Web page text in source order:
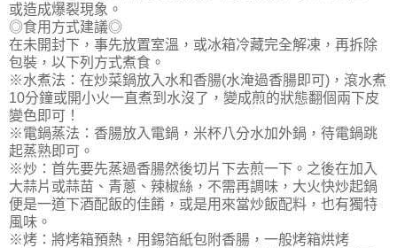
或造成爆裂現象。
◎食用方式建議◎
在未開封下，事先放置室溫，或冰箱冷藏完全解凍，再拆除
包裝，以下列方式煮食。
※水煮法：在炒菜鍋放入水和香腸(水淹過香腸即可)，滾水煮
10分鐘或開小火一直煮到水沒了，變成煎的狀態翻個兩下皮
變色即可！
※電鍋蒸法：香腸放入電鍋，米杯八分水加外鍋，待電鍋跳
起蒸熟即可。
※炒：首先要先蒸過香腸然後切片下去煎一下。之後在加入
大蒜片或蒜苗、青蔥、辣椒絲，不需再調味，大火快炒起鍋
便是一道下酒配飯的佳餚，或是用來當炒飯配料，也有獨特
風味。
※烤：將烤箱預熱，用錫箔紙包附香腸，一般烤箱烘烤